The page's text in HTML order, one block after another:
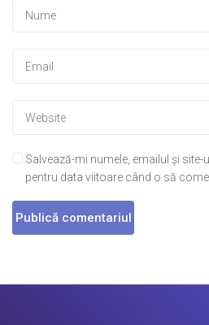
Salvează-mi numele, emailul și
pentru data viitoare când o să